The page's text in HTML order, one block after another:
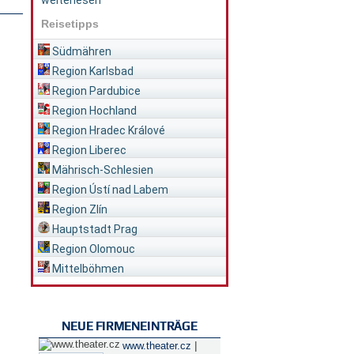
Reisetipps
Südmähren
Region Karlsbad
Region Pardubice
Region Hochland
Region Hradec Králové
Region Liberec
Mährisch-Schlesien
Region Ústí nad Labem
Region Zlín
Hauptstadt Prag
Region Olomouc
Mittelböhmen
NEUE FIRMENEINTRÄGE
www.theater.cz |